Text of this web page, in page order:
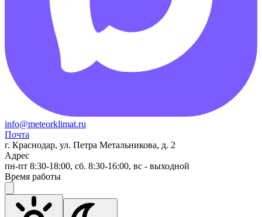
info@meteorklimat.ru
Почта
г. Краснодар, ул. Петра Метальникова, д. 2
Адрес
пн-пт 8:30-18:00, сб. 8:30-16:00, вс - выходной
Время работы